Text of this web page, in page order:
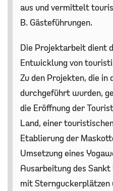
aus und vermittelt
B. Gästeführungen.
Die Projektarbeit dient
Entwicklung von
Zu den Projekten, die
durchgeführt wurden,
die Eröffnung der
Land, einer
Etablierung der
Umsetzung eines
Ausarbeitung des
mit Sternguckerplätzen